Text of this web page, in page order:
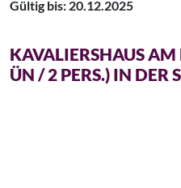
Gültig bis: 20.12.2025
KAVALIERSHAUS AM
ÜN / 2 PERS.) IN DER